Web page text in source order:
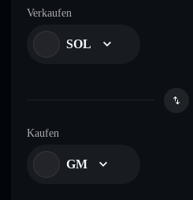
Verkaufen
SOL
Kaufen
GM